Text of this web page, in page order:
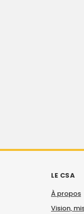
LE CSA
À propos
Vision,